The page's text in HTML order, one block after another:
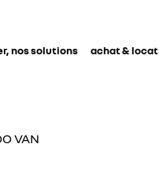
nos solutions achat &
VAN